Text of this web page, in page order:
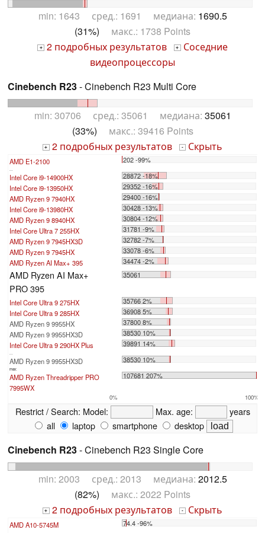
min: 1643 сред.: 1691 медиана: 1690.5
(31%) макс.: 1738 Points
+ 2 подробных результатов + Соседние
видеопроцессоры
Cinebench R23- Cinebench R23 Multi Core
min: 30706 сред.: 35061 медиана: 35061
(33%) макс.: 39416 Points
+ 2 подробных результатов - Скрыть
AMD E1-2100 202 -99%
...
Intel Core i9-14900HX
28872 -18%
Intel Core i9-13950HX
29352 -16%
AMD Ryzen 9 7940HX
29400 -16%
Intel Core i9-13980HX
30428 -13%
AMD Ryzen 9 8940HX
30804 -12%
Intel Core Ultra 7 255HX
31781 -9%
AMD Ryzen 9 7945HX3D
32782 -7%
AMD Ryzen 9 7945HX
33078 -6%
AMD Ryzen AI Max+ 395
34474 -2%
AMD Ryzen AI Max+
PRO 395
35061
Intel Core Ultra 9 275HX
35766 2%
Intel Core Ultra 9 285HX
36908 5%
AMD Ryzen 9 9955HX
37800 8%
AMD Ryzen 9 9955HX3D
38530 10%
Intel Core Ultra 9 290HX Plus
39891 14%
...
AMD Ryzen 9 9955HX3D 38530 10%
max:
AMD Ryzen Threadripper PRO
7995WX
107681 207%
0% 100%
Restrict / Search: Model: Max. age:
years
all
laptop smartphone desktop
Cinebench R23- Cinebench R23 Single Core
min: 2003 сред.: 2013 медиана: 2012.5
(82%) макс.: 2022 Points
+ 2 подробных результатов - Скрыть
AMD A10-5745M 74.4 -96%